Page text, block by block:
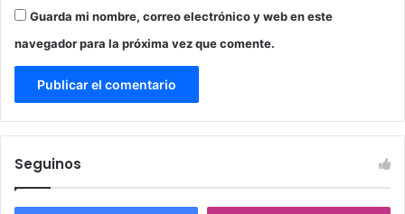
Guarda mi nombre, correo electrónico y web en este
navegador para la próxima vez que comente.
Seguinos